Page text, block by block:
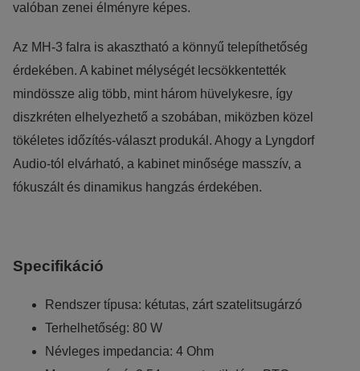
valóban zenei élményre képes.
Az MH-3 falra is akasztható a könnyű telepíthetőség
érdekében. A kabinet mélységét lecsökkentették
mindössze alig több, mint három hüvelykesre, így
diszkréten elhelyezhető a szobában, miközben közel
tökéletes időzítés-választ produkál. Ahogy a Lyngdorf
Audio-tól elvárható, a kabinet minősége masszív, a
fókuszált és dinamikus hangzás érdekében.
Specifikáció
Rendszer típusa: kétutas, zárt szatelitsugárzó
Terhelhetőség: 80 W
Névleges impedancia: 4 Ohm